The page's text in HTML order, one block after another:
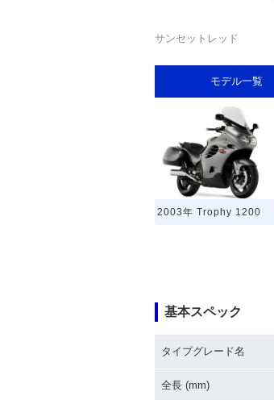
サンセットレッド
モデル一覧
2003年 Trophy 1200
基本スペック
タイプグレード名
全長 (mm)